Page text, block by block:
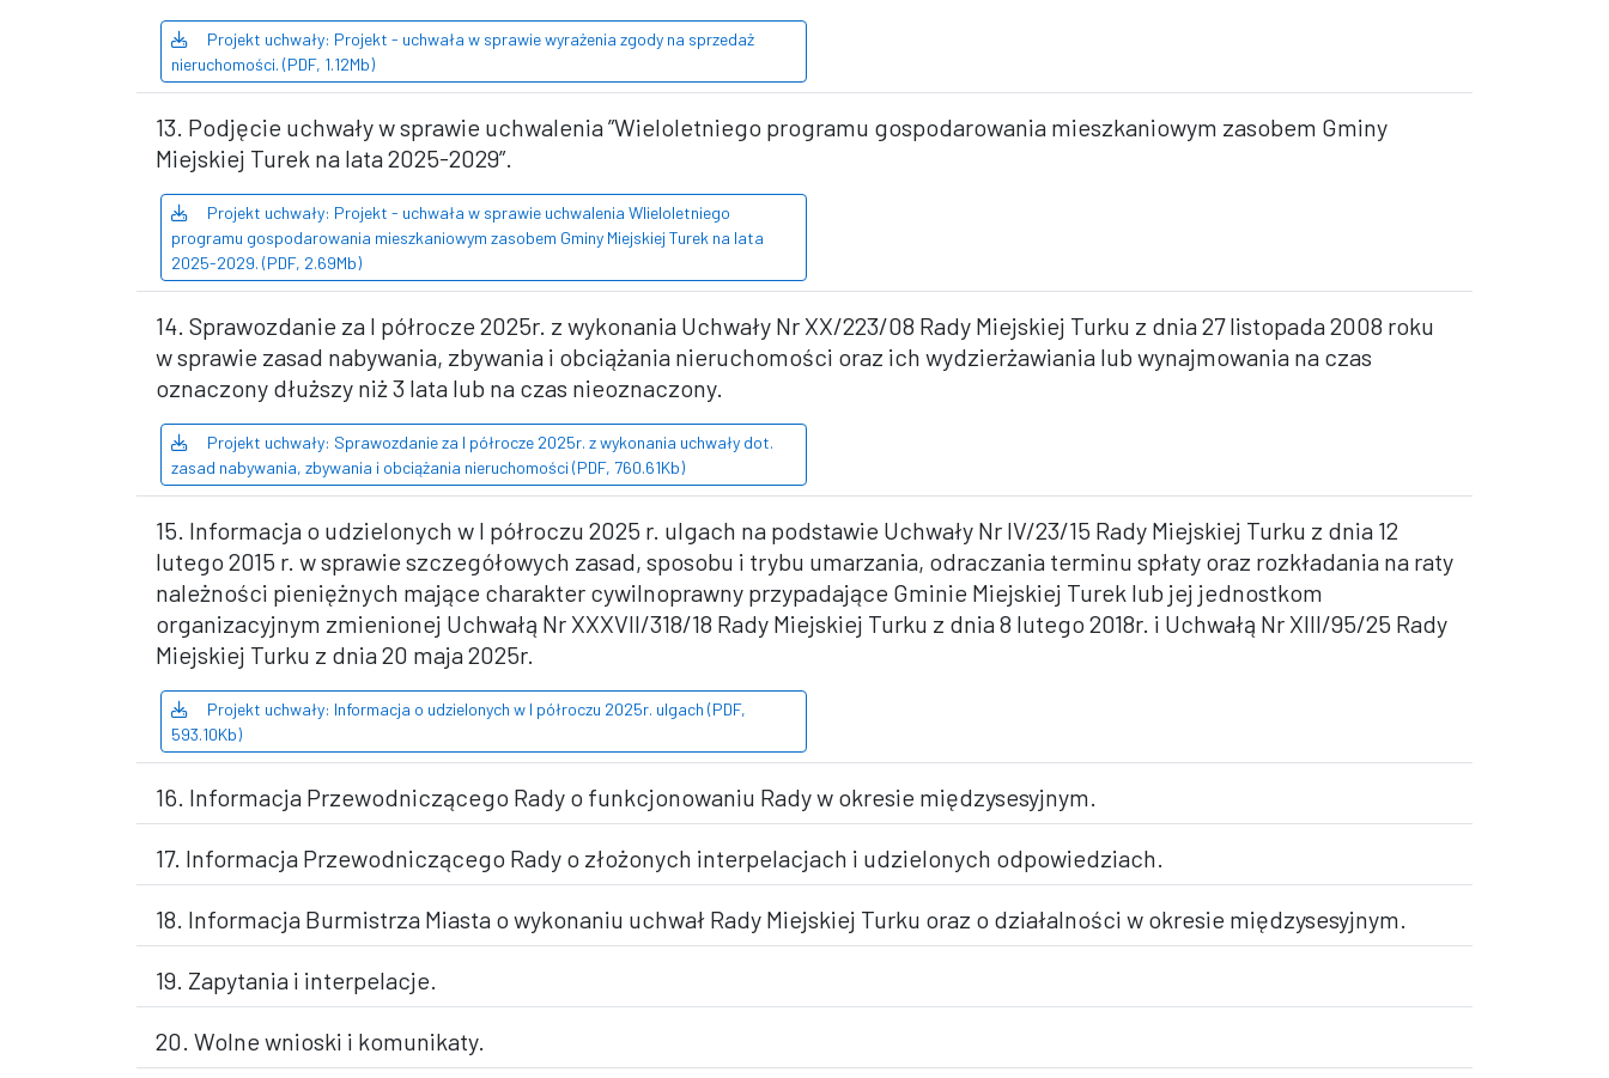
Projekt uchwały: Projekt - uchwała w sprawie wyrażenia zgody na sprzedaż
nieruchomości. (PDF, 1.12Mb)
13. Podjęcie uchwały w sprawie uchwalenia ”Wieloletniego programu gospodarowania mieszkaniowym zasobem Gminy
Miejskiej Turek na lata 2025-2029”.
Projekt uchwały: Projekt - uchwała w sprawie uchwalenia Wlieloletniego
programu gospodarowania mieszkaniowym zasobem Gminy Miejskiej Turek na lata
2025-2029. (PDF, 2.69Mb)
14. Sprawozdanie za I półrocze 2025r. z wykonania Uchwały Nr XX/223/08 Rady Miejskiej Turku z dnia 27 listopada 2008 roku
w sprawie zasad nabywania, zbywania i obciążania nieruchomości oraz ich wydzierżawiania lub wynajmowania na czas
oznaczony dłuższy niż 3 lata lub na czas nieoznaczony.
Projekt uchwały: Sprawozdanie za I półrocze 2025r. z wykonania uchwały dot.
zasad nabywania, zbywania i obciążania nieruchomości (PDF, 760.61Kb)
15. Informacja o udzielonych w I półroczu 2025 r. ulgach na podstawie Uchwały Nr IV/23/15 Rady Miejskiej Turku z dnia 12
lutego 2015 r. w sprawie szczegółowych zasad, sposobu i trybu umarzania, odraczania terminu spłaty oraz rozkładania na raty
należności pieniężnych mające charakter cywilnoprawny przypadające Gminie Miejskiej Turek lub jej jednostkom
organizacyjnym zmienionej Uchwałą Nr XXXVII/318/18 Rady Miejskiej Turku z dnia 8 lutego 2018r. i Uchwałą Nr XIII/95/25 Rady
Miejskiej Turku z dnia 20 maja 2025r.
Projekt uchwały: Informacja o udzielonych w I półroczu 2025r. ulgach (PDF,
593.10Kb)
16. Informacja Przewodniczącego Rady o funkcjonowaniu Rady w okresie międzysesyjnym.
17. Informacja Przewodniczącego Rady o złożonych interpelacjach i udzielonych odpowiedziach.
18. Informacja Burmistrza Miasta o wykonaniu uchwał Rady Miejskiej Turku oraz o działalności w okresie międzysesyjnym.
19. Zapytania i interpelacje.
20. Wolne wnioski i komunikaty.